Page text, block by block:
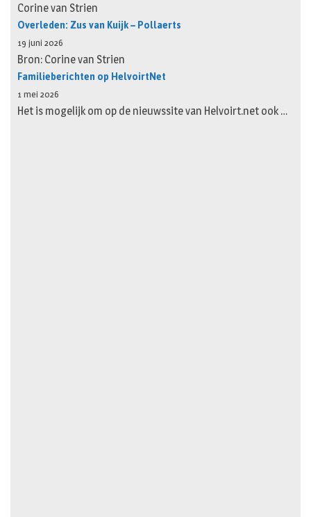
Corine van Strien
Overleden: Zus van Kuijk – Pollaerts
19 juni 2026
Bron: Corine van Strien
Familieberichten op HelvoirtNet
1 mei 2026
Het is mogelijk om op de nieuwssite van Helvoirt.net ook …